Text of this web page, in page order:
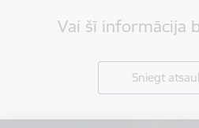
Vai šī informācija
Sniegt